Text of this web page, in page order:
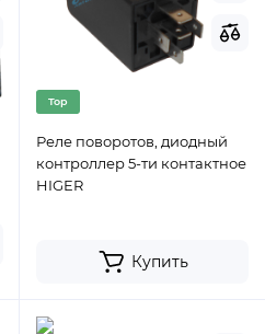
Top
Реле поворотов, диодный
контроллер 5-ти контактное
HIGER
Купить